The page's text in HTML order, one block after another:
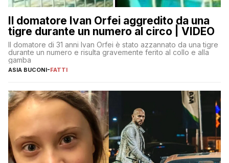
Il domatore Ivan Orfei aggredito da una
tigre durante un numero al circo | VIDEO
Il domatore di 31 anni Ivan Orfei è stato azzannato da una tigre
durante un numero e risulta gravemente ferito al collo e alla
gamba
ASIA BUCONI-FATTI